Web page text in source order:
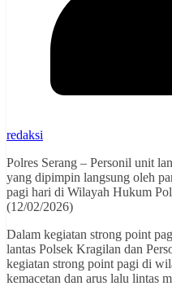
redaksi
Polres Serang – Personil unit
yang dipimpin langsung oleh
pagi hari di Wilayah Hukum
(12/02/2026)
Dalam kegiatan strong point
lantas Polsek Kragilan dan
kegiatan strong point pagi di
kemacetan dan arus lalu lintas